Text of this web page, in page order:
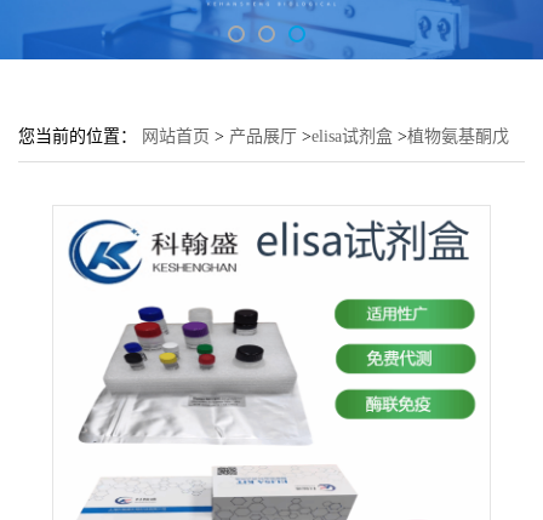
您当前的位置： 网站首页 > 产品展厅 >elisa试剂盒 >植物氨基酮戊